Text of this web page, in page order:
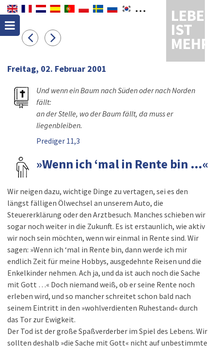
LEBEN
IST
MEHR
Freitag, 02. Februar 2001
Und wenn ein Baum nach Süden oder nach Norden
fällt:
an der Stelle, wo der Baum fällt, da muss er
liegenbleiben.
Prediger 11,3
»Wenn ich ‘mal in Rente bin …«
Wir neigen dazu, wichtige Dinge zu vertagen, sei es den
längst fälligen Ölwechsel an unserem Auto, die
Steuererklärung oder den Arztbesuch. Manches schieben wir
sogar noch weiter in die Zukunft. Es ist erstaunlich, wie aktiv
wir noch sein möchten, wenn wir einmal in Rente sind. Wir
sagen: »Wenn ich ‘mal in Rente bin, dann werde ich mir
endlich Zeit für meine Hobbys, ausgedehnte Reisen und die
Enkelkinder nehmen. Ach ja, und da ist auch noch die Sache
mit Gott …« Doch niemand weiß, ob er seine Rente noch
erleben wird, und so mancher schreitet schon bald nach
seinem Eintritt in den »wohlverdienten Ruhestand« durch
das Tor zur Ewigkeit.
Der Tod ist der große Spaßverderber im Spiel des Lebens. Wir
sollten deshalb »die Sache mit Gott« nicht auf unbestimmte